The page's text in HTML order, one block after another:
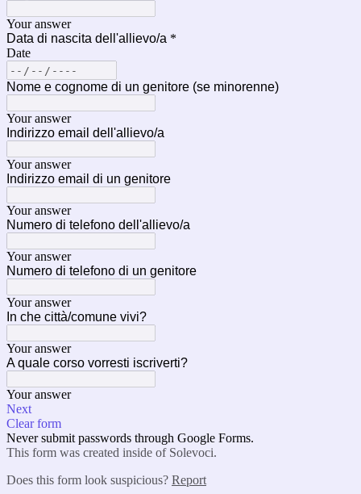
Your answer
Data di nascita dell'allievo/a *
Date
Nome e cognome di un genitore (se minorenne)
Your answer
Indirizzo email dell'allievo/a
Your answer
Indirizzo email di un genitore
Your answer
Numero di telefono dell'allievo/a
Your answer
Numero di telefono di un genitore
Your answer
In che città/comune vivi?
Your answer
A quale corso vorresti iscriverti?
Your answer
Next
Clear form
Never submit passwords through Google Forms.
This form was created inside of Solevoci.
Does this form look suspicious? Report